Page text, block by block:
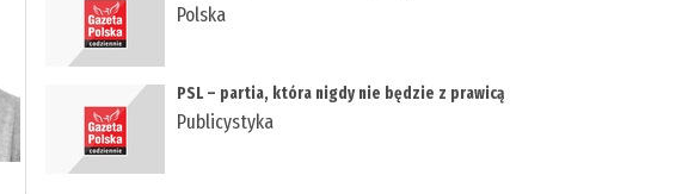
Polska
PSL – partia, która nigdy nie będzie z prawicą
Publicystyka